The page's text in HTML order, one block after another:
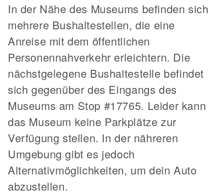
In der Nähe des Museums befinden sich
mehrere Bushaltestellen, die eine
Anreise mit dem öffentlichen
Personennahverkehr erleichtern. Die
nächstgelegene Bushaltestelle befindet
sich gegenüber des Eingangs des
Museums am Stop #17765. Leider kann
das Museum keine Parkplätze zur
Verfügung stellen. In der nähreren
Umgebung gibt es jedoch
Alternativmöglichkeiten, um dein Auto
abzustellen.